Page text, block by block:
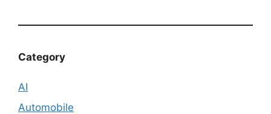
Category
AI
Automobile